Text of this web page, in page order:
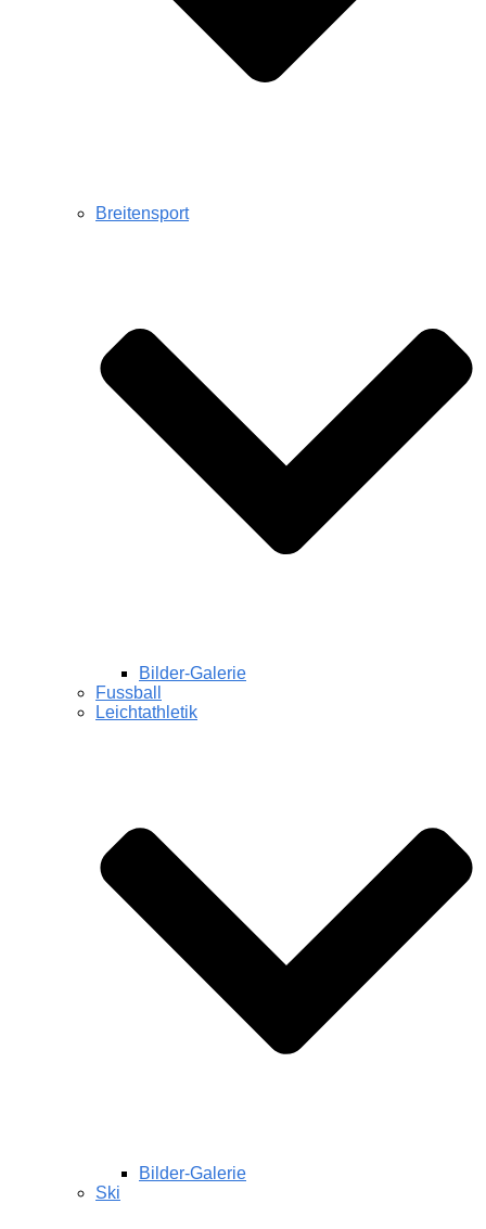
Breitensport
Bilder-Galerie
Fussball
Leichtathletik
Bilder-Galerie
Ski